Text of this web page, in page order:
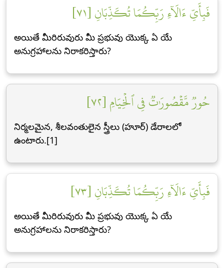
فَبِأَيِّ ءَالَآءِ رَبِّكُمَا تُكَذِّبَانِ [٧١]
అయితే మీరిరువురు మీ ప్రభువు యొక్క ఏ యే
అనుగ్రహాలను నిరాకరిస్తారు?
حُورٞ مَّقۡصُورَٰتٞ فِي ٱلۡخِيَامِ [٧٢]
నిర్మలమైన, శీలవంతులైన స్త్రీలు (హూర్) డేరాలలో
ఉంటారు.[1]
فَبِأَيِّ ءَالَآءِ رَبِّكُمَا تُكَذِّبَانِ [٧٣]
అయితే మీరిరువురు మీ ప్రభువు యొక్క ఏ యే
అనుగ్రహాలను నిరాకరిస్తారు?